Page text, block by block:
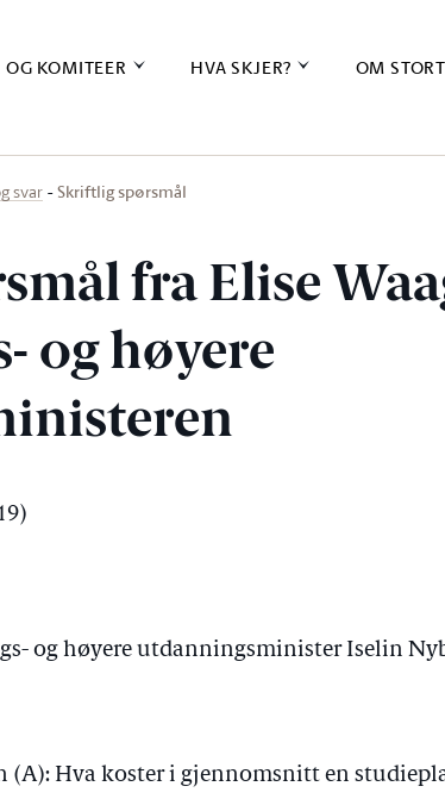
OG KOMITEER HVA SKJER? OM
svar Skriftlig spørsmål
fra Elise
og høyere
og høyere utdanningsminister Iselin
(A): Hva koster i gjennomsnitt en